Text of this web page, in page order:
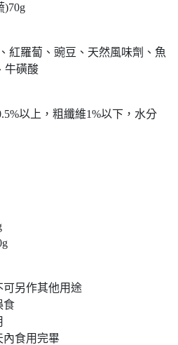
)70g
紅羅蔔、豌豆、天然風味劑、魚
牛磺酸
以上，粗纖維1%以下，水分
另作其他用途
食
內食用完畢